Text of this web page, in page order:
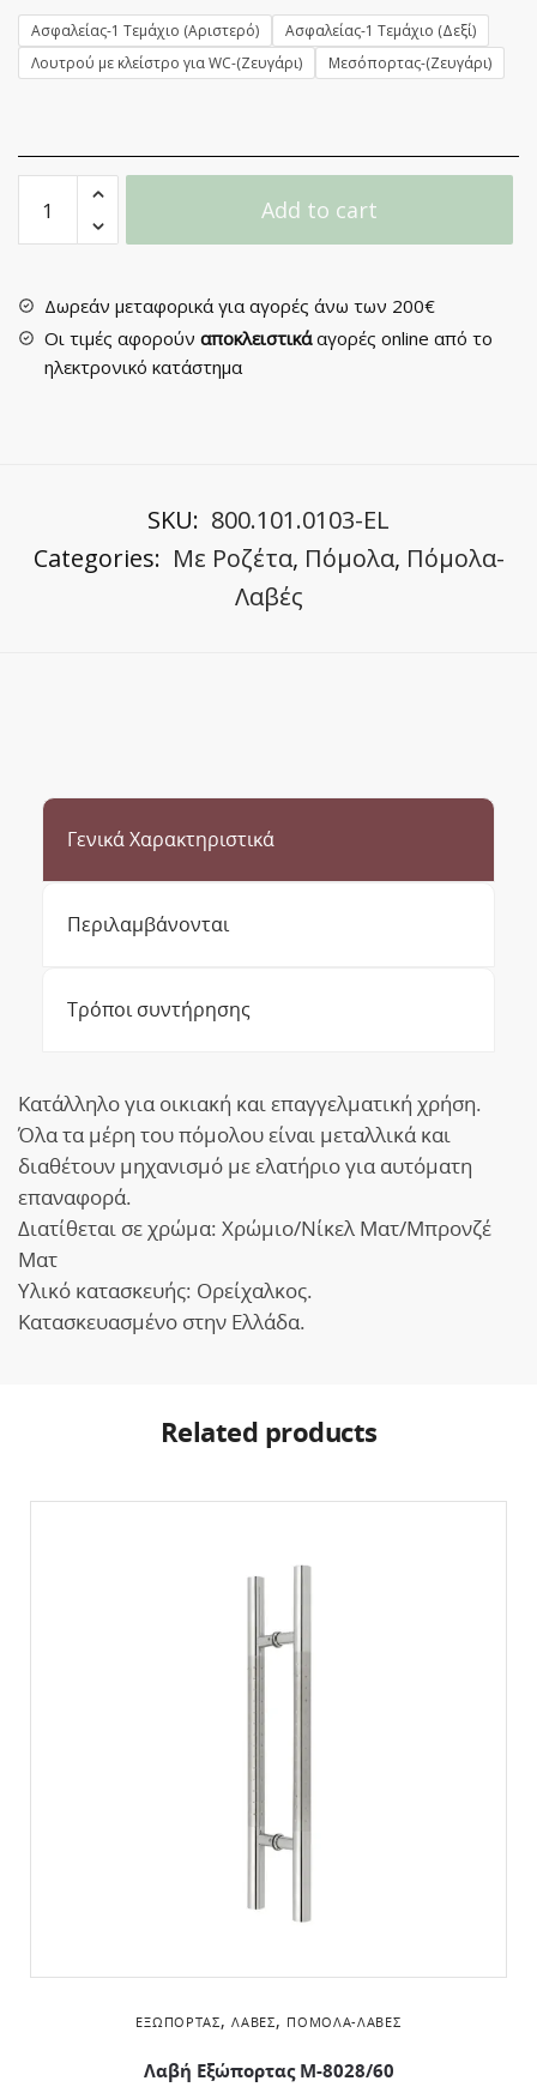
Ασφαλείας-1 Τεμάχιο (Αριστερό)
Ασφαλείας-1 Τεμάχιο (Δεξί)
Λουτρού με κλείστρο για WC-(Ζευγάρι)
Μεσόπορτας-(Ζευγάρι)
Πόρτας
με
No
340
quantity
Add to cart
Δωρεάν μεταφορικά για αγορές άνω των 200€
Οι τιμές αφορούν αποκλειστικάαγορές online από το
ηλεκτρονικό κατάστημα
SKU: 800.101.0103-EL
Categories: Με Ροζέτα, Πόμολα, Πόμολα-
Λαβές
Γενικά Χαρακτηριστικά
Περιλαμβάνονται
Τρόποι συντήρησης
Κατάλληλο για οικιακή και επαγγελματική χρήση.
Όλα τα μέρη του πόμολου είναι μεταλλικά και
διαθέτουν μηχανισμό με ελατήριο για αυτόματη
επαναφορά.
Διατίθεται σε χρώμα: Χρώμιο/Νίκελ Ματ/Μπρονζέ
Ματ
Υλικό κατασκευής: Ορείχαλκος.
Κατασκευασμένο στην Ελλάδα.
Related products
ΕΞΏΠΟΡΤΑΣ,ΛΑΒΈΣ, ΠΌΜΟΛΑ-ΛΑΒΈΣ
Λαβή Εξώπορτας M-8028/60